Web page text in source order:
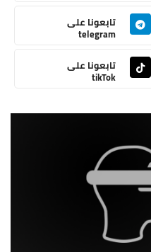
تابعونا على
telegram
تابعونا على
tikTok